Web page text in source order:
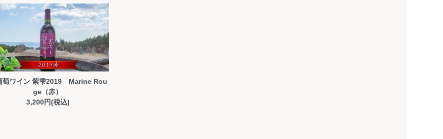
萄ワイン 紫雫2019 Marine Rou
ge（赤）
3,200円(税込)